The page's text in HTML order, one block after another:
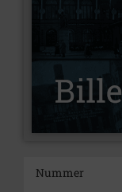
Nummer